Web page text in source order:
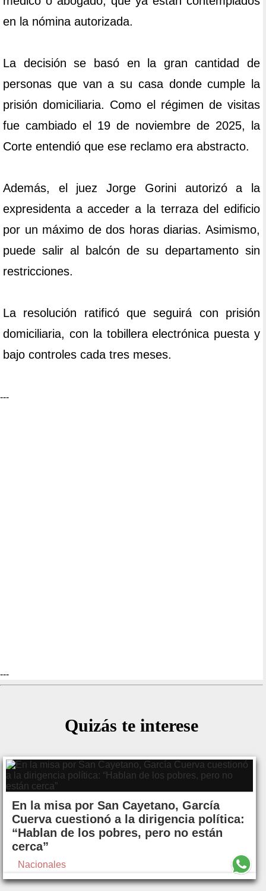
en la nómina autorizada.
La decisión se basó en la gran cantidad de
personas que van a su casa donde cumple la
prisión domiciliaria. Como el régimen de visitas
fue cambiado el 19 de noviembre de 2025, la
Corte entendió que ese reclamo era abstracto.
Además, el juez Jorge Gorini autorizó a la
expresidenta a acceder a la terraza del edificio
por un máximo de dos horas diarias. Asimismo,
puede salir al balcón de su departamento sin
restricciones.
La resolución ratificó que seguirá con prisión
domiciliaria, con la tobillera electrónica puesta y
bajo controles cada tres meses.
---
---
Quizás te interese
En la misa por San Cayetano, García
Cuerva cuestionó a la dirigencia política:
“Hablan de los pobres, pero no están
cerca”
Nacionales